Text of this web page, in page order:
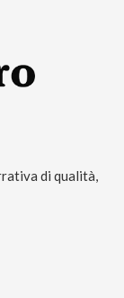
di qualità,